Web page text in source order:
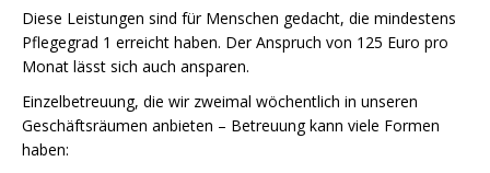
Diese Leistungen sind für Menschen gedacht, die mindestens
Pflegegrad 1 erreicht haben. Der Anspruch von 125 Euro pro
Monat lässt sich auch ansparen.
Einzelbetreuung, die wir zweimal wöchentlich in unseren
Geschäftsräumen anbieten – Betreuung kann viele Formen
haben: